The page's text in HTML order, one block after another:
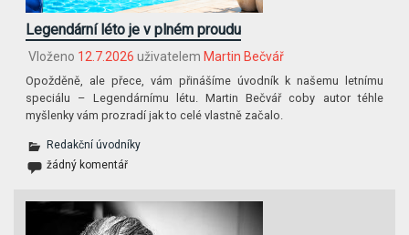
Legendární léto je v plném proudu
Vloženo 12.7.2026 uživatelem Martin Bečvář
Opožděně, ale přece, vám přinášíme úvodník k našemu letnímu
speciálu – Legendárnímu létu. Martin Bečvář coby autor téhle
myšlenky vám prozradí jak to celé vlastně začalo.
Redakční úvodníky
žádný komentář